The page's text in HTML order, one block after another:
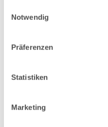
deiner Verwendung unserer
möglicherweise mit
Nutzung der Dienste
Notwendig
Präferenzen
Statistiken
Marketing